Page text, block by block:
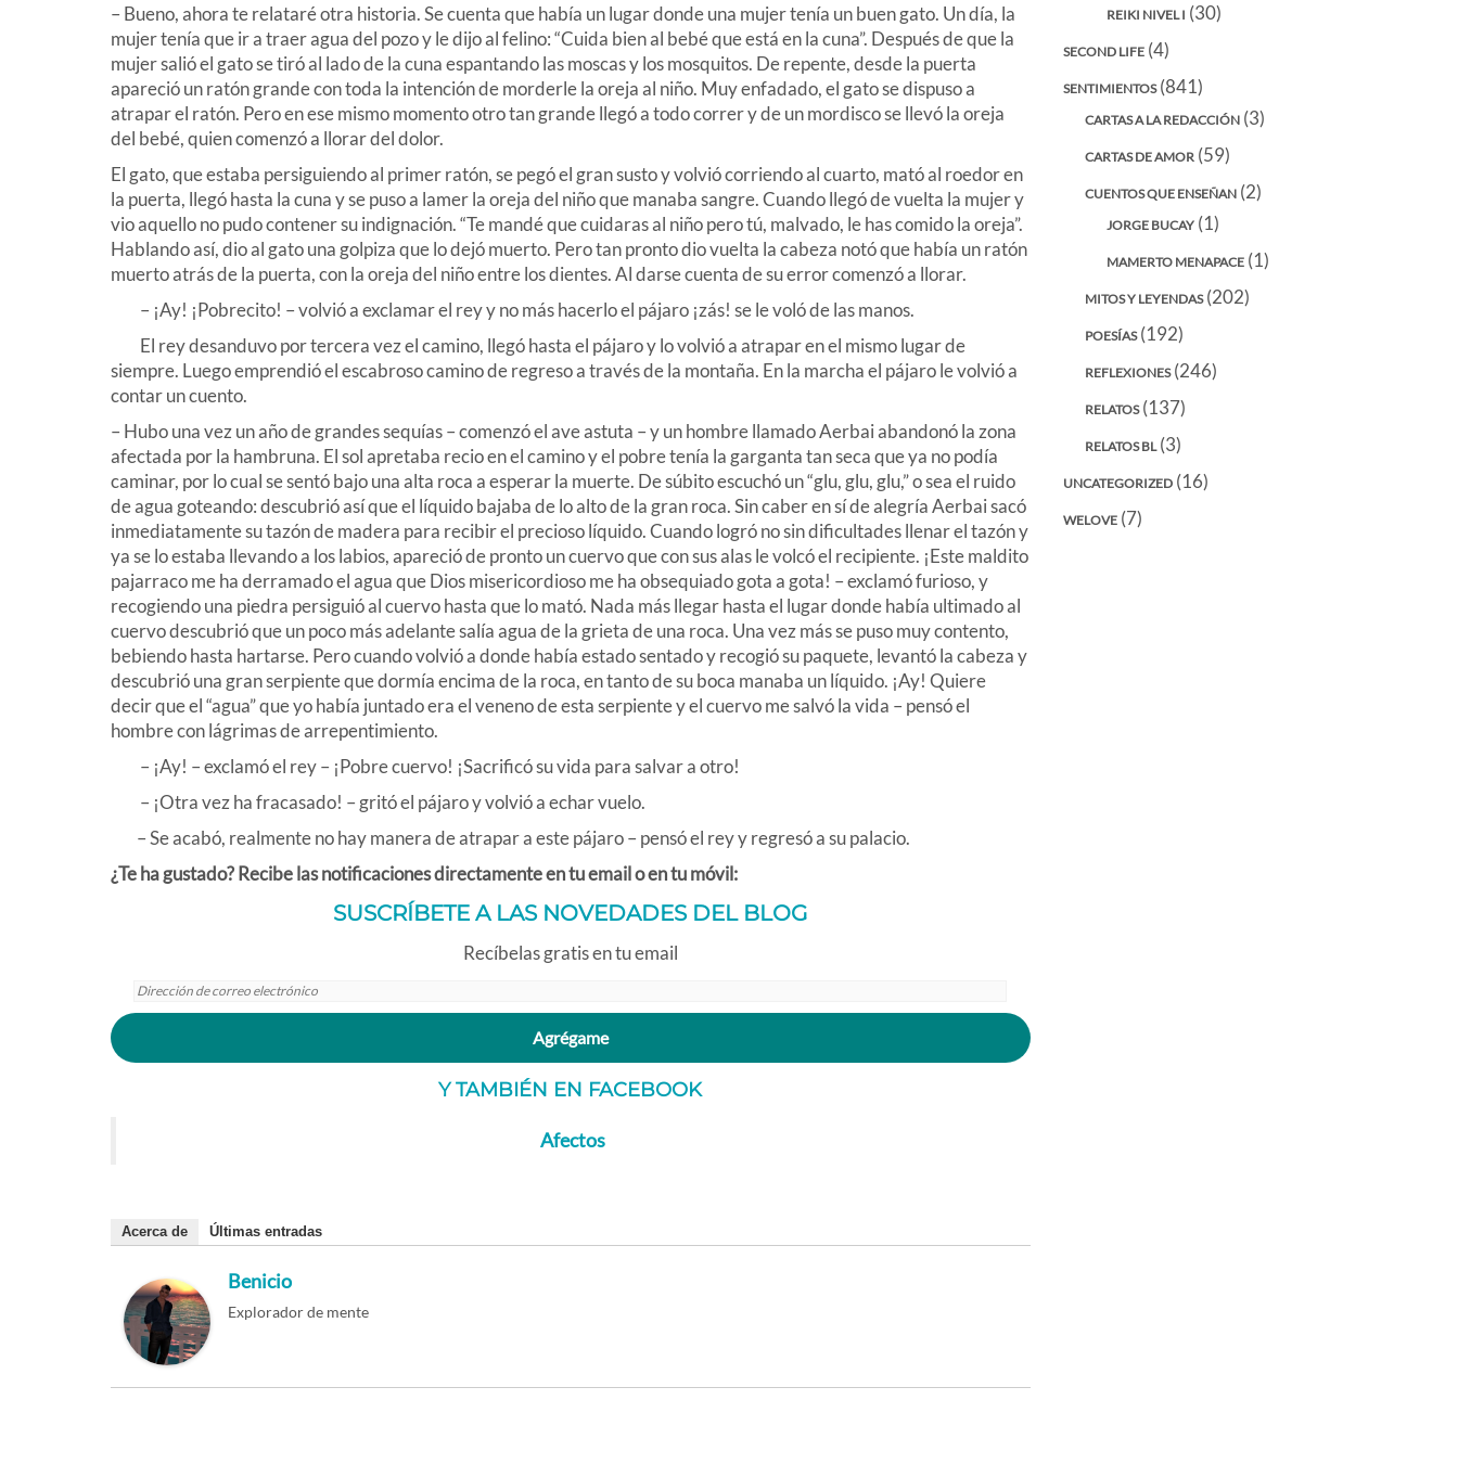
– Bueno, ahora te relataré otra historia. Se cuenta que había un lugar donde una mujer tenía un buen gato. Un día, la
mujer tenía que ir a traer agua del pozo y le dijo al felino: “Cuida bien al bebé que está en la cuna”. Después de que la
mujer salió el gato se tiró al lado de la cuna espantando las moscas y los mosquitos. De repente, desde la puerta
apareció un ratón grande con toda la intención de morderle la oreja al niño. Muy enfadado, el gato se dispuso a
atrapar el ratón. Pero en ese mismo momento otro tan grande llegó a todo correr y de un mordisco se llevó la oreja
del bebé, quien comenzó a llorar del dolor.
El gato, que estaba persiguiendo al primer ratón, se pegó el gran susto y volvió corriendo al cuarto, mató al roedor en
la puerta, llegó hasta la cuna y se puso a lamer la oreja del niño que manaba sangre. Cuando llegó de vuelta la mujer y
vio aquello no pudo contener su indignación. “Te mandé que cuidaras al niño pero tú, malvado, le has comido la oreja”.
Hablando así, dio al gato una golpiza que lo dejó muerto. Pero tan pronto dio vuelta la cabeza notó que había un ratón
muerto atrás de la puerta, con la oreja del niño entre los dientes. Al darse cuenta de su error comenzó a llorar.
– ¡Ay! ¡Pobrecito! – volvió a exclamar el rey y no más hacerlo el pájaro ¡zás! se le voló de las manos.
El rey desanduvo por tercera vez el camino, llegó hasta el pájaro y lo volvió a atrapar en el mismo lugar de
siempre. Luego emprendió el escabroso camino de regreso a través de la montaña. En la marcha el pájaro le volvió a
contar un cuento.
– Hubo una vez un año de grandes sequías – comenzó el ave astuta – y un hombre llamado Aerbai abandonó la zona
afectada por la hambruna. El sol apretaba recio en el camino y el pobre tenía la garganta tan seca que ya no podía
caminar, por lo cual se sentó bajo una alta roca a esperar la muerte. De súbito escuchó un “glu, glu, glu,” o sea el ruido
de agua goteando: descubrió así que el líquido bajaba de lo alto de la gran roca. Sin caber en sí de alegría Aerbai sacó
inmediatamente su tazón de madera para recibir el precioso líquido. Cuando logró no sin dificultades llenar el tazón y
ya se lo estaba llevando a los labios, apareció de pronto un cuervo que con sus alas le volcó el recipiente. ¡Este maldito
pajarraco me ha derramado el agua que Dios misericordioso me ha obsequiado gota a gota! – exclamó furioso, y
recogiendo una piedra persiguió al cuervo hasta que lo mató. Nada más llegar hasta el lugar donde había ultimado al
cuervo descubrió que un poco más adelante salía agua de la grieta de una roca. Una vez más se puso muy contento,
bebiendo hasta hartarse. Pero cuando volvió a donde había estado sentado y recogió su paquete, levantó la cabeza y
descubrió una gran serpiente que dormía encima de la roca, en tanto de su boca manaba un líquido. ¡Ay! Quiere
decir que el “agua” que yo había juntado era el veneno de esta serpiente y el cuervo me salvó la vida – pensó el
hombre con lágrimas de arrepentimiento.
– ¡Ay! – exclamó el rey – ¡Pobre cuervo! ¡Sacrificó su vida para salvar a otro!
– ¡Otra vez ha fracasado! – gritó el pájaro y volvió a echar vuelo.
– Se acabó, realmente no hay manera de atrapar a este pájaro – pensó el rey y regresó a su palacio.
¿Te ha gustado? Recibe las notificaciones directamente en tu email o en tu móvil:
SUSCRÍBETE A LAS NOVEDADES DEL BLOG
Recíbelas gratis en tu email
Dirección
de
electrónico
Agrégame
Y TAMBIÉN EN FACEBOOK
Afectos
Acerca de Últimas entradas
Benicio
Explorador de mente
REIKI NIVEL I (30)
SECOND LIFE(4)
SENTIMIENTOS(841)
CARTAS A LA REDACCIÓN(3)
CARTAS DE AMOR(59)
CUENTOS QUE ENSEÑAN(2)
JORGE BUCAY(1)
MAMERTO MENAPACE(1)
MITOS Y LEYENDAS(202)
POESÍAS(192)
REFLEXIONES(246)
RELATOS(137)
RELATOS BL(3)
UNCATEGORIZED(16)
WELOVE(7)